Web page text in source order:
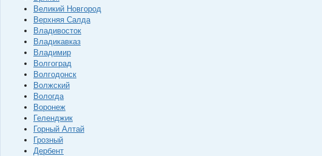
Великий Новгород
Верхняя Салда
Владивосток
Владикавказ
Владимир
Волгоград
Волгодонск
Волжский
Вологда
Воронеж
Геленджик
Горный Алтай
Грозный
Дербент